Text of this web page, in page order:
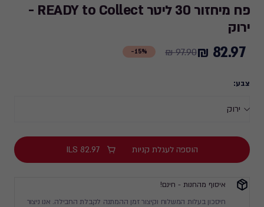
פח מיחזור 30 ליטר READY to Collect -
ירוק
Price
to
₪
82.97 ₪
97.90 ₪
15%-
צבע:
הוספה לעגלת קניות ILS 82.97
איסוף מהחנות - חינם!
חיסכון בעלות המשלוח וקיצור זמן ההמתנה לקבלת החבילה. אנו ניצור